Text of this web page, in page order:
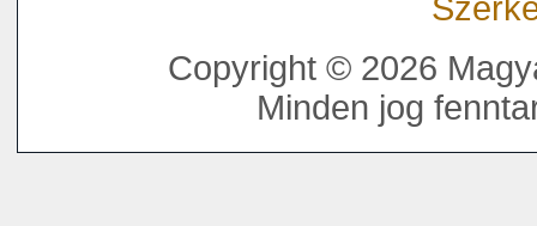
Copyright © 2026
Minden jog